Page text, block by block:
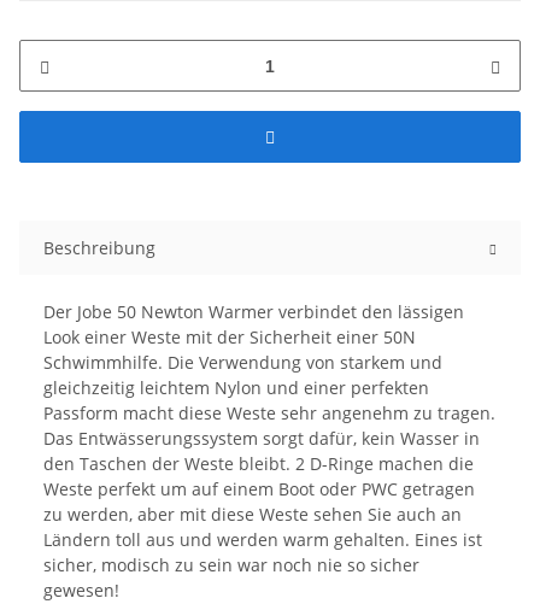
Beschreibung
Der Jobe 50 Newton Warmer verbindet den lässigen
Look einer Weste mit der Sicherheit einer 50N
Schwimmhilfe. Die Verwendung von starkem und
gleichzeitig leichtem Nylon und einer perfekten
Passform macht diese Weste sehr angenehm zu tragen.
Das Entwässerungssystem sorgt dafür, kein Wasser in
den Taschen der Weste bleibt. 2 D-Ringe machen die
Weste perfekt um auf einem Boot oder PWC getragen
zu werden, aber mit diese Weste sehen Sie auch an
Ländern toll aus und werden warm gehalten. Eines ist
sicher, modisch zu sein war noch nie so sicher
gewesen!